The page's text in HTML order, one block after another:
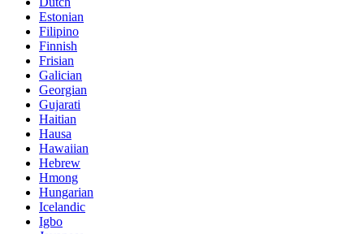
Estonian
Filipino
Finnish
Frisian
Galician
Georgian
Gujarati
Haitian
Hausa
Hawaiian
Hebrew
Hmong
Hungarian
Icelandic
Igbo